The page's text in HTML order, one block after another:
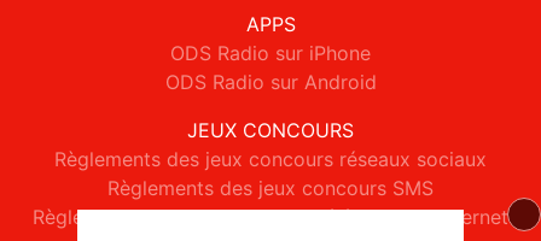
APPS
ODS Radio sur iPhone
ODS Radio sur Android
JEUX CONCOURS
Règlements des jeux concours réseaux sociaux
Règlements des jeux concours SMS
Règlements des jeux concours téléphone et internet